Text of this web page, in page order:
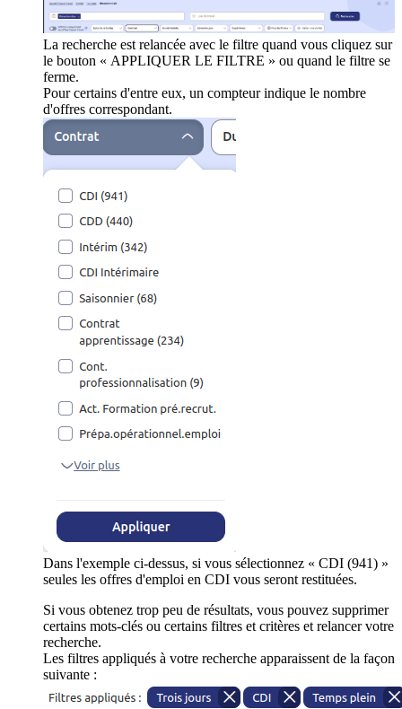
La recherche est relancée avec le filtre quand vous cliquez sur
le bouton « APPLIQUER LE FILTRE » ou quand le filtre se
ferme.
Pour certains d'entre eux, un compteur indique le nombre
d'offres correspondant.
Dans l'exemple ci-dessus, si vous sélectionnez « CDI (941) »
seules les offres d'emploi en CDI vous seront restituées.
Si vous obtenez trop peu de résultats, vous pouvez supprimer
certains mots-clés ou certains filtres et critères et relancer votre
recherche.
Les filtres appliqués à votre recherche apparaissent de la façon
suivante :